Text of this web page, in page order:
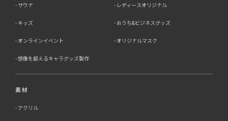
サウナ レディースオリジナル
キッズ おうち&ビジネスグッズ
オンラインイベント オリジナルマスク
想像を超えるキャラグッズ製作
素材
アクリル